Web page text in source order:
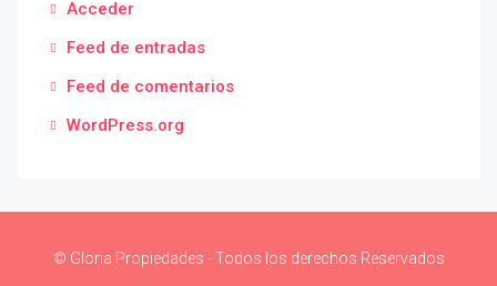
Acceder
Feed de entradas
Feed de comentarios
WordPress.org
© Gloria Propiedades - Todos los derechos Reservados